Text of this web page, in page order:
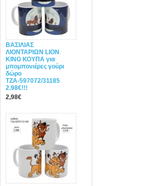
ΒΑΣΙΛΙΑΣ
ΛΙΟΝΤΑΡΙΩΝ LION
KING ΚΟΥΠΑ για
μπομπονιέρες γούρι
δώρο
ΤΖΑ-597072/31185
2.98€!!!
2,98€